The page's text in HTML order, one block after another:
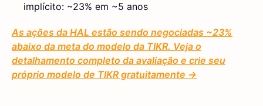
implícito: ~23% em ~5 anos
As ações da HAL estão sendo negociadas ~23%
abaixo da meta do modelo da TIKR. Veja o
detalhamento completo da avaliação e crie seu
próprio modelo de TIKR gratuitamente →